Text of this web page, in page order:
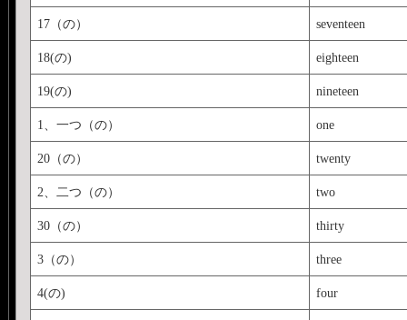
17（の） seventeen
18(の) eighteen
19(の) nineteen
1、一つ（の） one
20（の） twenty
2、二つ（の） two
30（の） thirty
3（の） three
4(の) four